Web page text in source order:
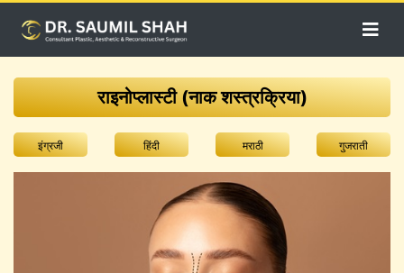
राइनोप्लास्टी (नाक शस्त्रक्रिया)
इंग्रजी हिंदी मराठी गुजराती